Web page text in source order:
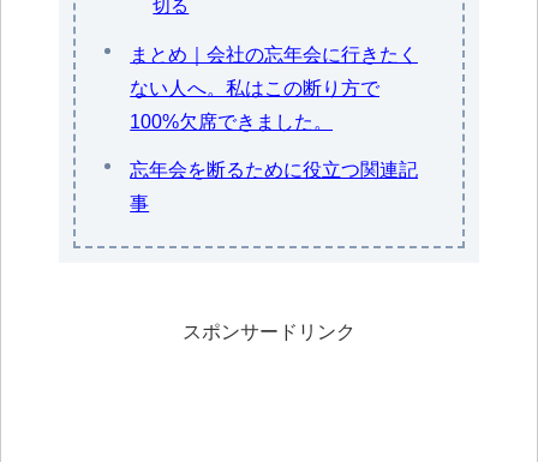
切る
まとめ｜会社の忘年会に行きたく
ない人へ。私はこの断り方で
100%欠席できました。
忘年会を断るために役立つ関連記
事
スポンサードリンク